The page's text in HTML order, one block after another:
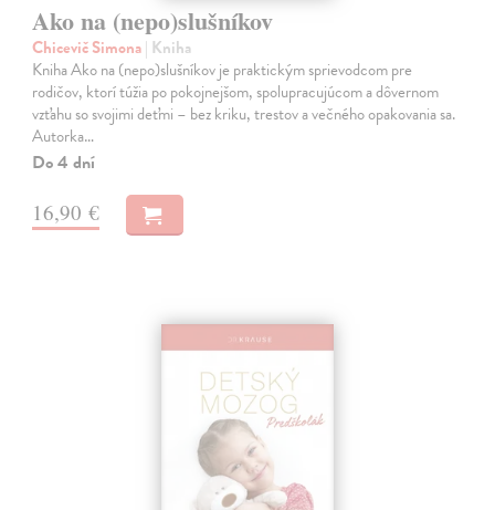
Ako na (nepo)slušníkov
Chicevič Simona| Kniha
Kniha Ako na (nepo)slušníkov je praktickým sprievodcom pre
rodičov, ktorí túžia po pokojnejšom, spolupracujúcom a dôvernom
vzťahu so svojimi deťmi – bez kriku, trestov a večného opakovania sa.
Autorka…
Do 4 dní
16,90 €